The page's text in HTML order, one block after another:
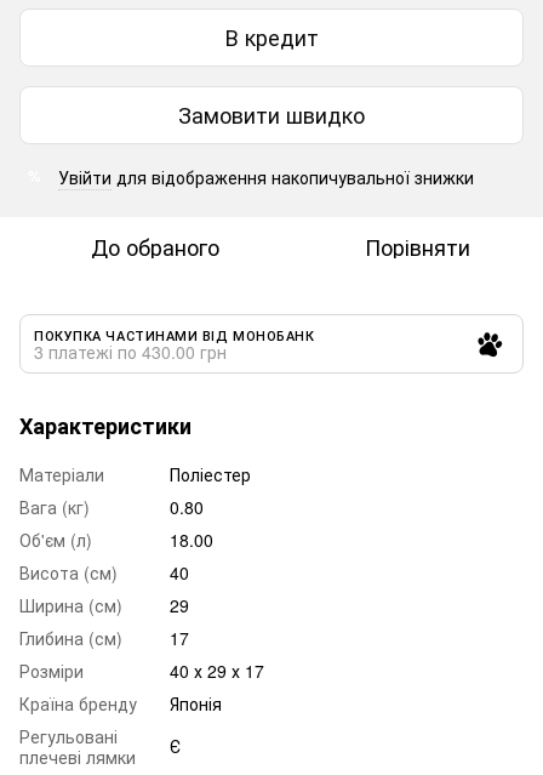
В кредит
Замовити швидко
Увійти для відображення накопичувальної знижки
До обраного Порівняти
ПОКУПКА ЧАСТИНАМИ ВІД МОНОБАНК
3 платежі по 430.00 грн
Характеристики
Матеріали
Поліестер
Вага (кг)
0.80
Об'єм (л)
18.00
Висота (см)
40
Ширина (см)
29
Глибина (см)
17
Розміри
40 х 29 х 17
Країна бренду
Японія
Регульовані
плечеві лямки
Є